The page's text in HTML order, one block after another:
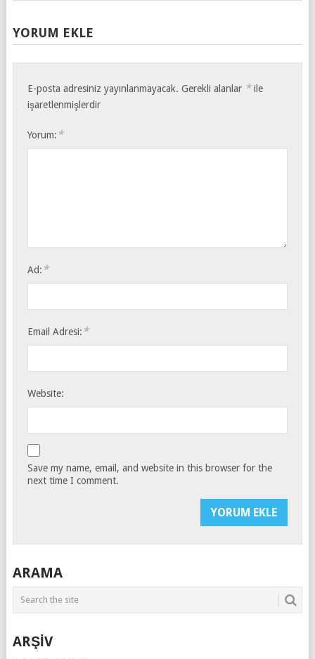
YORUM EKLE
E-posta adresiniz yayınlanmayacak. Gerekli alanlar *ile
işaretlenmişlerdir
Yorum: *
Ad: *
Email Adresi: *
Website:
Save my name, email, and website in this browser for the
next time I comment.
ARAMA
ARŞİV